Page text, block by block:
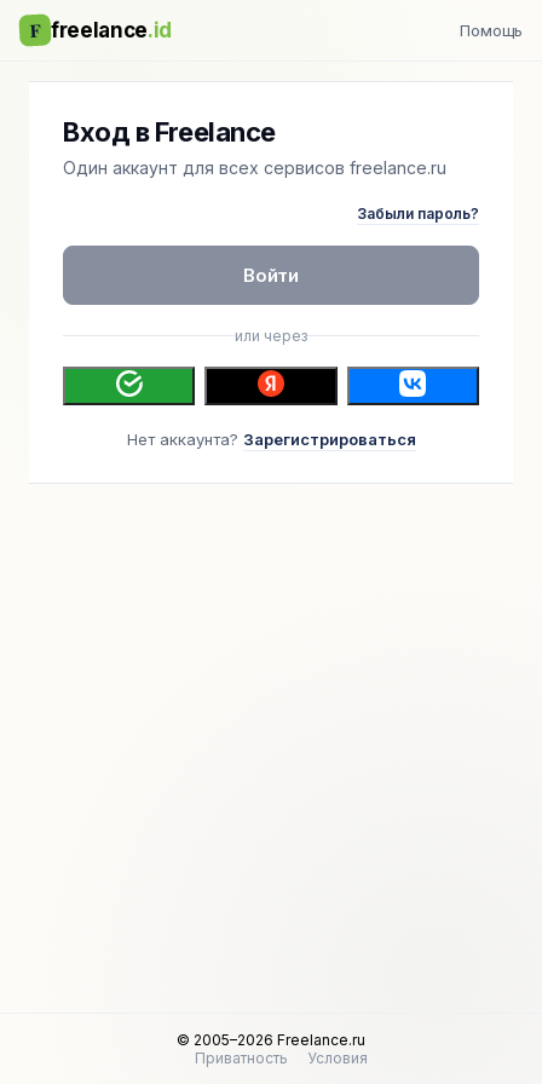
F freelance.id Помощь
Вход в Freelance
Один аккаунт для всех сервисов freelance.ru
Забыли пароль?
Войти
или через
Нет аккаунта? Зарегистрироваться
© 2005–2026 Freelance.ru
Приватность
Условия